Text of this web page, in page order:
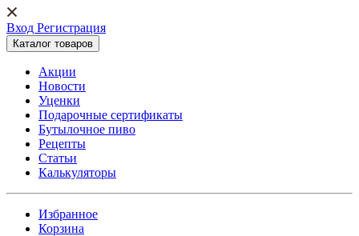
Вход Регистрация
Каталог товаров
Акции
Новости
Уценки
Подарочные сертификаты
Бутылочное пиво
Рецепты
Статьи
Калькуляторы
Избранное
Корзина